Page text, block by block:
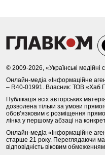
© 2009-2026, «Українські медійні
Онлайн-медіа «Інформаційне
– R40-01991. Власник: ТОВ «Хаб
Публікація всіх авторських
дозволена тільки за умови
обов’язковим є розміщення
лінка у першому абзаці на
Онлайн-медіа «Інформаційне
старше 21 року. Переглядаючи
відповідність віковим